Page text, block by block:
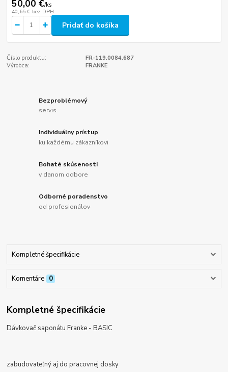
50,00 €/ks
40,65 € bez DPH
Pridať do košíka
Číslo produktu:
FR-119.0084.687
Výrobca:
FRANKE
Bezproblémový
servis
Individuálny prístup
ku každému zákazníkovi
Bohaté skúsenosti
v danom odbore
Odborné poradenstvo
od profesionálov
Kompletné špecifikácie
Komentáre 0
Kompletné špecifikácie
Dávkovač saponátu Franke - BASIC
zabudovateľný aj do pracovnej dosky